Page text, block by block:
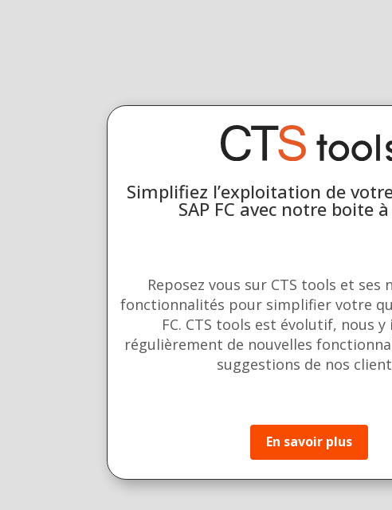
Simplifiez l’exploitation de
SAP FC avec notre boite
Reposez vous sur CTS tools et ses
fonctionnalités pour simplifier votre
FC. CTS tools est évolutif, nous
régulièrement de nouvelles
suggestions de nos
En savoir plus